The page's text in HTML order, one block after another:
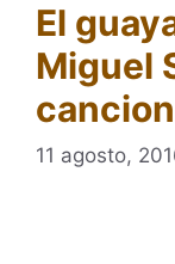
El
Miguel
11 agosto,